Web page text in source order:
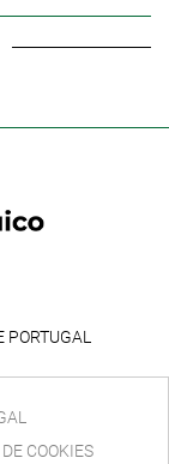
PORTUGAL
COOKIES